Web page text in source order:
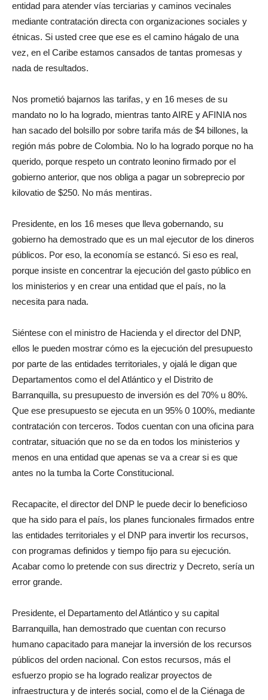
entidad para atender vías terciarias y caminos vecinales
mediante contratación directa con organizaciones sociales y
étnicas. Si usted cree que ese es el camino hágalo de una
vez, en el Caribe estamos cansados de tantas promesas y
nada de resultados.
Nos prometió bajarnos las tarifas, y en 16 meses de su
mandato no lo ha logrado, mientras tanto AIRE y AFINIA nos
han sacado del bolsillo por sobre tarifa más de $4 billones, la
región más pobre de Colombia. No lo ha logrado porque no ha
querido, porque respeto un contrato leonino firmado por el
gobierno anterior, que nos obliga a pagar un sobreprecio por
kilovatio de $250. No más mentiras.
Presidente, en los 16 meses que lleva gobernando, su
gobierno ha demostrado que es un mal ejecutor de los dineros
públicos. Por eso, la economía se estancó. Si eso es real,
porque insiste en concentrar la ejecución del gasto público en
los ministerios y en crear una entidad que el país, no la
necesita para nada.
Siéntese con el ministro de Hacienda y el director del DNP,
ellos le pueden mostrar cómo es la ejecución del presupuesto
por parte de las entidades territoriales, y ojalá le digan que
Departamentos como el del Atlántico y el Distrito de
Barranquilla, su presupuesto de inversión es del 70% u 80%.
Que ese presupuesto se ejecuta en un 95% 0 100%, mediante
contratación con terceros. Todos cuentan con una oficina para
contratar, situación que no se da en todos los ministerios y
menos en una entidad que apenas se va a crear si es que
antes no la tumba la Corte Constitucional.
Recapacite, el director del DNP le puede decir lo beneficioso
que ha sido para el país, los planes funcionales firmados entre
las entidades territoriales y el DNP para invertir los recursos,
con programas definidos y tiempo fijo para su ejecución.
Acabar como lo pretende con sus directriz y Decreto, sería un
error grande.
Presidente, el Departamento del Atlántico y su capital
Barranquilla, han demostrado que cuentan con recurso
humano capacitado para manejar la inversión de los recursos
públicos del orden nacional. Con estos recursos, más el
esfuerzo propio se ha logrado realizar proyectos de
infraestructura y de interés social, como el de la Ciénaga de